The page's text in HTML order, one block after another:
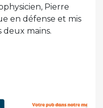
Pierre
en défense et mis
deux mains.